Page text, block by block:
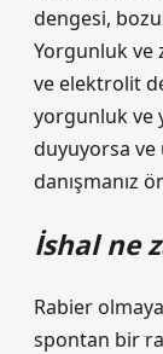
dengesi,
Yorgunluk ve
ve elektrolit
yorgunluk ve
duyuyorsa
danışmanız
İshal ne
Rabier
spontan bir